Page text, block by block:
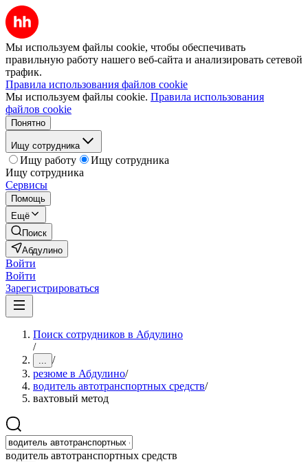
Мы используем файлы cookie, чтобы обеспечивать
правильную работу нашего веб-сайта и анализировать сетевой
трафик.
Правила использования файлов cookie
Мы используем файлы cookie. Правила использования
файлов cookie
Понятно
Ищу сотрудника
Ищу работу
Ищу сотрудника
Ищу сотрудника
Сервисы
Помощь
Ещё
Поиск
Абдулино
Войти
Войти
Зарегистрироваться
Поиск сотрудников в Абдулино
/
... /
резюме в Абдулино/
водитель автотранспортных средств/
вахтовый метод
водитель автотранспортных средств